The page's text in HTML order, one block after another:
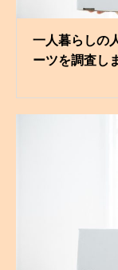
一人暮らしの
ーツを調査し